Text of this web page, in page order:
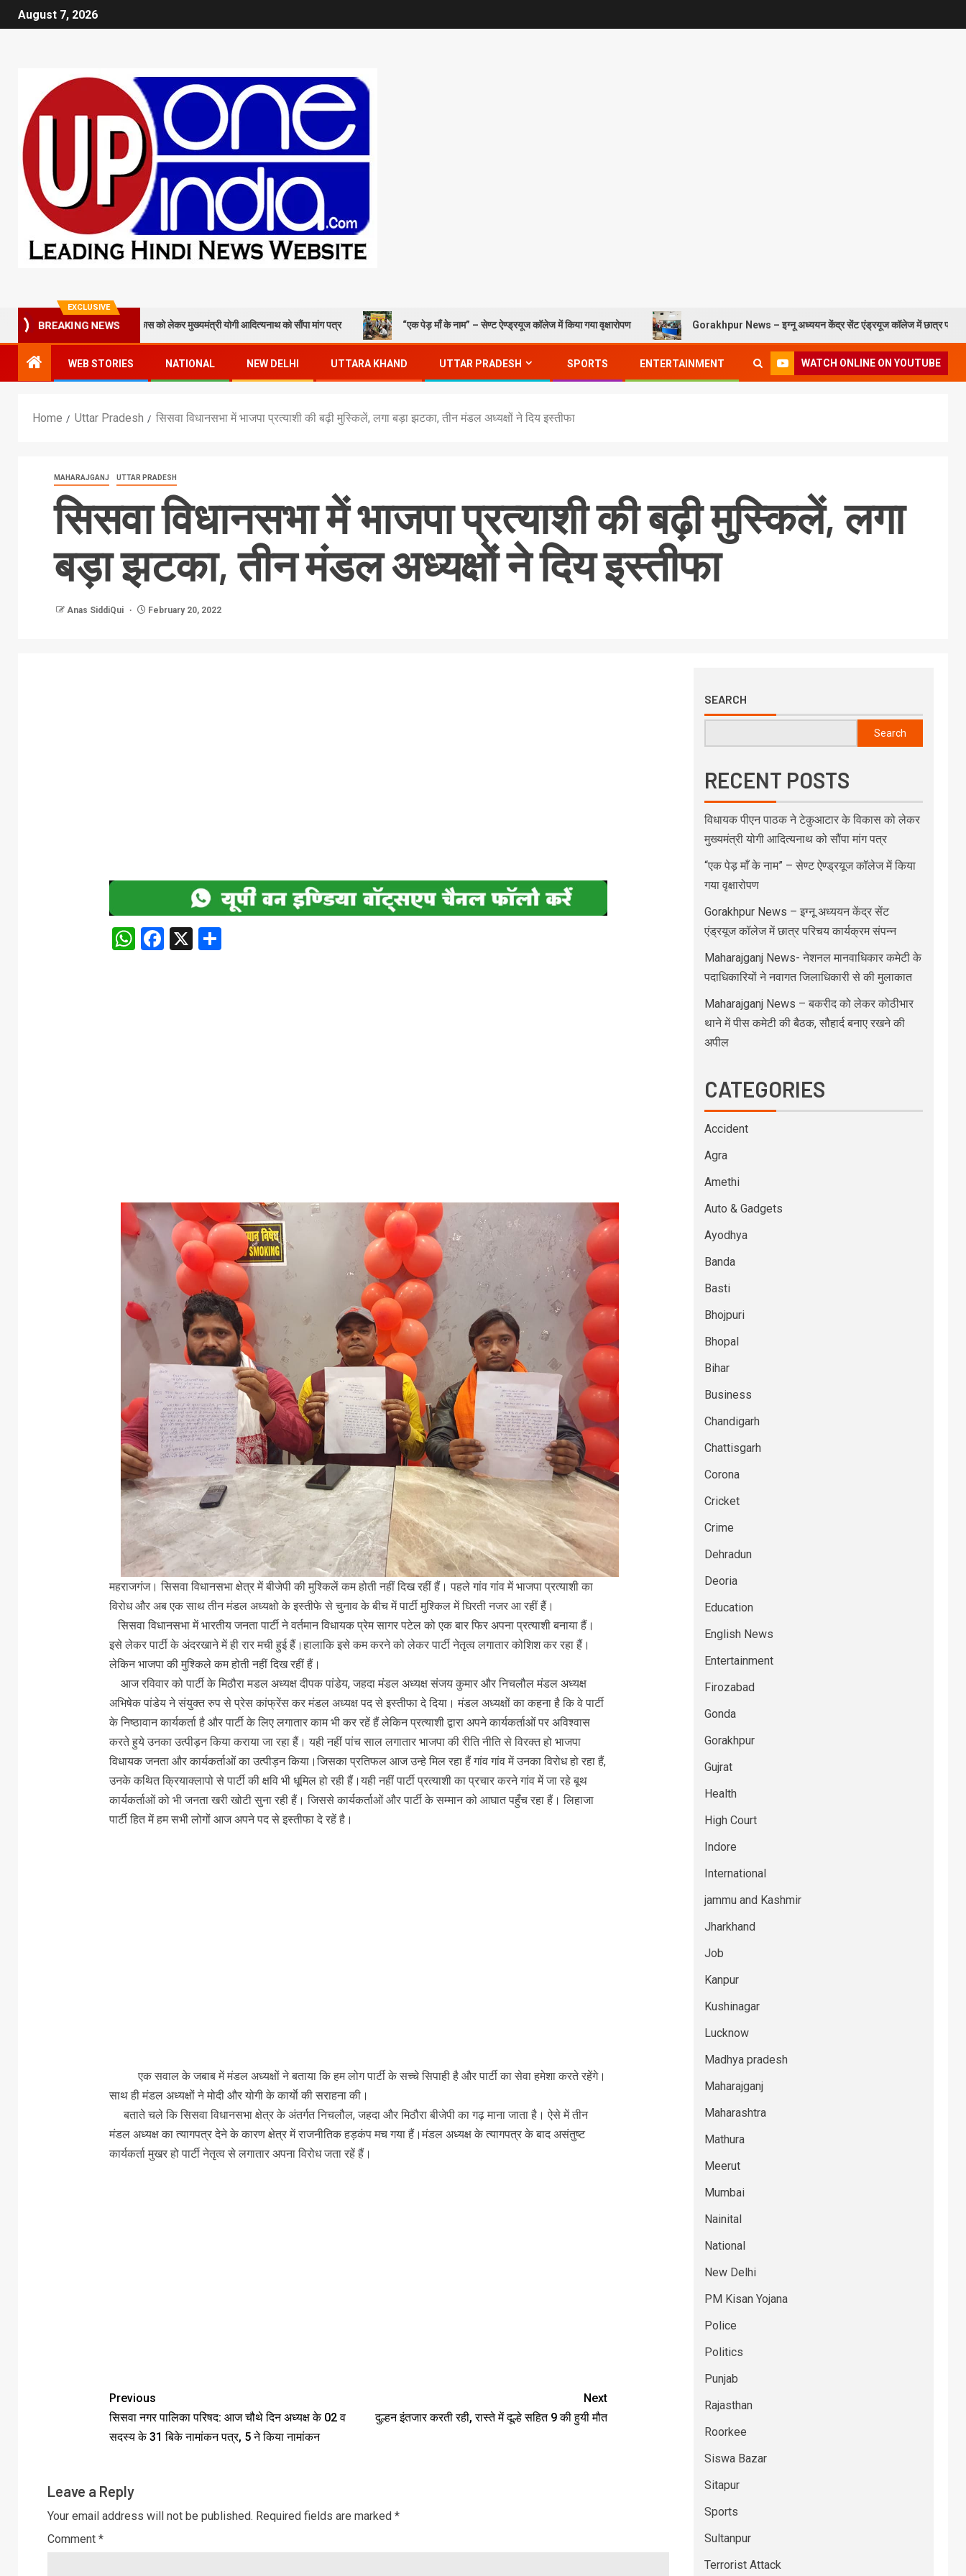
August 7, 2026
EXCLUSIVE
BREAKING NEWS
पाठक ने टेकुआटार के विकास को लेकर मुख्यमंत्री योगी आदित्यनाथ को सौंपा मांग पत्र “एक पेड़ माँ के नाम” – सेण्ट ऐण्ड्रयूज कॉलेज में किया गया वृक्षारोपण Gorakhpur News – इग्नू अध्ययन केंद्र सेंट एंड्रयूज कॉलेज में छात्र परिचय कार्यक्रम
WEB STORIES NATIONAL NEW DELHI UTTARA KHAND UTTAR PRADESH SPORTS ENTERTAINMENT WATCH ONLINE ON YOUTUBE
Home Uttar Pradesh सिसवा विधानसभा में भाजपा प्रत्याशी की बढ़ी मुस्किलें, लगा बड़ा झटका, तीन मंडल अध्यक्षों ने दिय इस्तीफा
MAHARAJGANJ UTTAR PRADESH
सिसवा विधानसभा में भाजपा प्रत्याशी की बढ़ी मुस्किलें, लगा
बड़ा झटका, तीन मंडल अध्यक्षों ने दिय इस्तीफा
Anas SiddiQui February 20, 2022
WhatsApp
Facebook
X
महराजगंज। सिसवा विधानसभा क्षेत्र में बीजेपी की मुश्किलें कम होती नहीं दिख रहीं हैं। पहले गांव गांव में भाजपा प्रत्याशी का
विरोध और अब एक साथ तीन मंडल अध्यक्षो के इस्तीफे से चुनाव के बीच में पार्टी मुश्किल में घिरती नजर आ रहीं हैं।
सिसवा विधानसभा में भारतीय जनता पार्टी ने वर्तमान विधायक प्रेम सागर पटेल को एक बार फिर अपना प्रत्याशी बनाया हैं।
इसे लेकर पार्टी के अंदरखाने में ही रार मची हुई हैं।हालाकि इसे कम करने को लेकर पार्टी नेतृत्व लगातार कोशिश कर रहा हैं।
लेकिन भाजपा की मुश्किले कम होती नहीं दिख रहीं हैं।
आज रविवार को पार्टी के मिठौरा मडल अध्यक्ष दीपक पांडेय, जहदा मंडल अध्यक्ष संजय कुमार और निचलौल मंडल अध्यक्ष
अभिषेक पांडेय ने संयुक्त रुप से प्रेस कांफ्रेंस कर मंडल अध्यक्ष पद से इस्तीफा दे दिया। मंडल अध्यक्षों का कहना है कि वे पार्टी
के निष्ठावान कार्यकर्ता है और पार्टी के लिए लगातार काम भी कर रहें हैं लेकिन प्रत्याशी द्वारा अपने कार्यकर्ताओं पर अविश्वास
करते हुये उनका उत्पीड़न किया कराया जा रहा हैं। यही नहीं पांच साल लगातार भाजपा की रीति नीति से विरक्त हो भाजपा
विधायक जनता और कार्यकर्ताओं का उत्पीड़न किया।जिसका प्रतिफल आज उन्हे मिल रहा हैं गांव गांव में उनका विरोध हो रहा हैं,
उनके कथित क्रियाक्लापो से पार्टी की क्षवि भी धूमिल हो रही हैं।यही नहीं पार्टी प्रत्याशी का प्रचार करने गांव में जा रहे बूथ
कार्यकर्ताओं को भी जनता खरी खोटी सुना रही हैं। जिससे कार्यकर्ताओं और पार्टी के सम्मान को आघात पहुँच रहा हैं। लिहाजा
पार्टी हित में हम सभी लोगों आज अपने पद से इस्तीफा दे रहें है।
एक सवाल के जबाब में मंडल अध्यक्षों ने बताया कि हम लोग पार्टी के सच्चे सिपाही है और पार्टी का सेवा हमेशा करते रहेंगे।
साथ ही मंडल अध्यक्षों ने मोदी और योगी के कार्याे की सराहना की।
बताते चले कि सिसवा विधानसभा क्षेत्र के अंतर्गत निचलौल, जहदा और मिठौरा बीजेपी का गढ़ माना जाता है। ऐसे में तीन
मंडल अध्यक्ष का त्यागपत्र देने के कारण क्षेत्र में राजनीतिक हड़कंप मच गया हैं।मंडल अध्यक्ष के त्यागपत्र के बाद असंतुष्ट
कार्यकर्ता मुखर हो पार्टी नेतृत्व से लगातार अपना विरोध जता रहें हैं।
Previous
सिसवा नगर पालिका परिषद: आज चौथे दिन अध्यक्ष के 02 व
सदस्य के 31 बिके नामांकन पत्र, 5 ने किया नामांकन
Next
दुल्हन इंतजार करती रही, रास्ते में दूल्हे सहित 9 की हुयी मौत
Leave a Reply
Your email address will not be published. Required fields are marked *
Comment *
SEARCH
Search
RECENT POSTS
विधायक पीएन पाठक ने टेकुआटार के विकास को लेकर
मुख्यमंत्री योगी आदित्यनाथ को सौंपा मांग पत्र
“एक पेड़ माँ के नाम” – सेण्ट ऐण्ड्रयूज कॉलेज में किया
गया वृक्षारोपण
Gorakhpur News – इग्नू अध्ययन केंद्र सेंट
एंड्रयूज कॉलेज में छात्र परिचय कार्यक्रम संपन्न
Maharajganj News- नेशनल मानवाधिकार कमेटी के
पदाधिकारियों ने नवागत जिलाधिकारी से की मुलाकात
Maharajganj News – बकरीद को लेकर कोठीभार
थाने में पीस कमेटी की बैठक, सौहार्द बनाए रखने की
अपील
CATEGORIES
Accident
Agra
Amethi
Auto & Gadgets
Ayodhya
Banda
Basti
Bhojpuri
Bhopal
Bihar
Business
Chandigarh
Chattisgarh
Corona
Cricket
Crime
Dehradun
Deoria
Education
English News
Entertainment
Firozabad
Gonda
Gorakhpur
Gujrat
Health
High Court
Indore
International
jammu and Kashmir
Jharkhand
Job
Kanpur
Kushinagar
Lucknow
Madhya pradesh
Maharajganj
Maharashtra
Mathura
Meerut
Mumbai
Nainital
National
New Delhi
PM Kisan Yojana
Police
Politics
Punjab
Rajasthan
Roorkee
Siswa Bazar
Sitapur
Sports
Sultanpur
Terrorist Attack